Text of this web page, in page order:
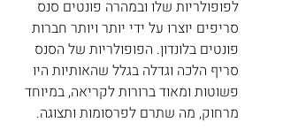
לפופולריות שלו ובמהרה פונטים סנס
סריפים יוצרו על ידי יותר ויותר חברות
פונטים בלונדון. הפופולריות של הסנס
סריף הלכה וגדלה בגלל שהאותיות היו
פשוטות ומאוד ברורות לקריאה, במיוחד
מרחוק, מה שתרם לפרסומות ותצוגה.